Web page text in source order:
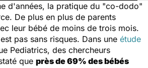
d'années, la pratique du "co-dodo"
De plus en plus de parents
leur bébé de moins de trois mois.
pas sans risques. Dans une étude
Pediatrics, des chercheurs
que près de 69% des bébés